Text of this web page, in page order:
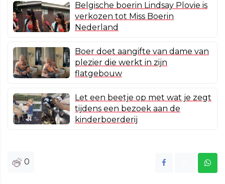
Belgische boerin Lindsay Plovie is
verkozen tot Miss Boerin
Nederland
Boer doet aangifte van dame van
plezier die werkt in zijn
flatgebouw
Let een beetje op met wat je zegt
tijdens een bezoek aan de
kinderboerderij
0